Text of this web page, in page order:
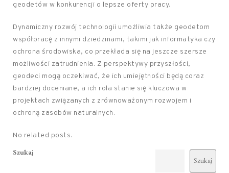
geodetów w konkurencji o lepsze oferty pracy.
Dynamiczny rozwój technologii umożliwia także geodetom
współpracę z innymi dziedzinami, takimi jak informatyka czy
ochrona środowiska, co przekłada się na jeszcze szersze
możliwości zatrudnienia. Z perspektywy przyszłości,
geodeci mogą oczekiwać, że ich umiejętności będą coraz
bardziej doceniane, a ich rola stanie się kluczowa w
projektach związanych z zrównoważonym rozwojem i
ochroną zasobów naturalnych.
No related posts.
Szukaj
Szukaj